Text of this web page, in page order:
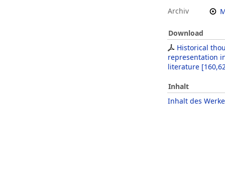
Archiv
Download
Historical
representation
literature [
Inhalt
Inhalt des